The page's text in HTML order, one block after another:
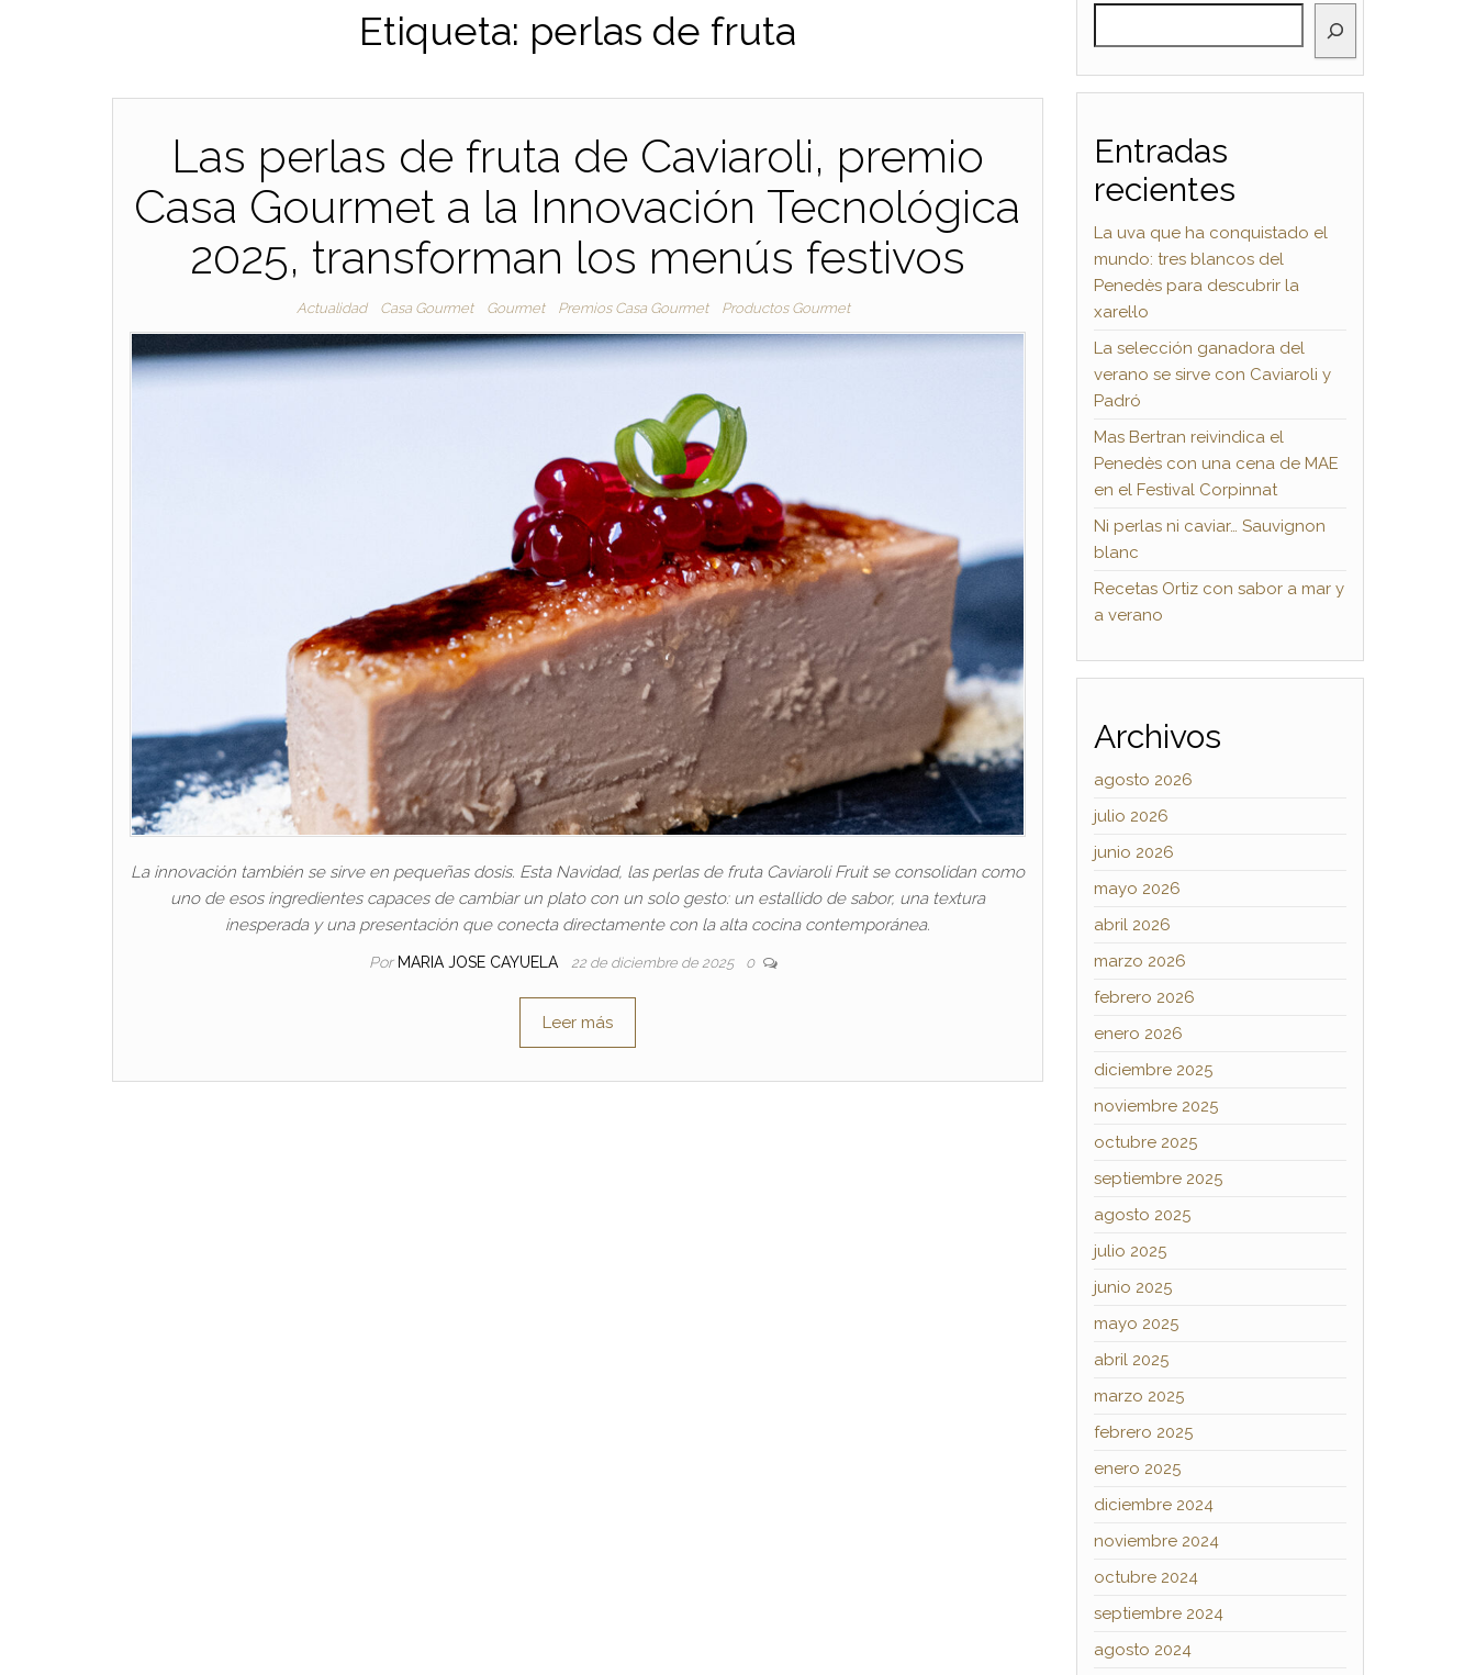
Etiqueta: perlas de fruta
Las perlas de fruta de Caviaroli, premio
Casa Gourmet a la Innovación Tecnológica
2025, transforman los menús festivos
Actualidad Casa Gourmet Gourmet Premios Casa Gourmet Productos Gourmet
La innovación también se sirve en pequeñas dosis. Esta Navidad, las perlas de fruta Caviaroli Fruit se consolidan como
uno de esos ingredientes capaces de cambiar un plato con un solo gesto: un estallido de sabor, una textura
inesperada y una presentación que conecta directamente con la alta cocina contemporánea.
Por MARIA JOSE CAYUELA 22 de diciembre de 2025 0
Leer más
Entradas
recientes
La uva que ha conquistado el
mundo: tres blancos del
Penedès para descubrir la
xarel·lo
La selección ganadora del
verano se sirve con Caviaroli y
Padró
Mas Bertran reivindica el
Penedès con una cena de MAE
en el Festival Corpinnat
Ni perlas ni caviar… Sauvignon
blanc
Recetas Ortiz con sabor a mar y
a verano
Archivos
agosto 2026
julio 2026
junio 2026
mayo 2026
abril 2026
marzo 2026
febrero 2026
enero 2026
diciembre 2025
noviembre 2025
octubre 2025
septiembre 2025
agosto 2025
julio 2025
junio 2025
mayo 2025
abril 2025
marzo 2025
febrero 2025
enero 2025
diciembre 2024
noviembre 2024
octubre 2024
septiembre 2024
agosto 2024